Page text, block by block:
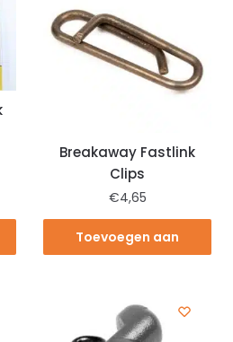
Breakaway Fastlink
Clips
€4,65
Toevoegen aan